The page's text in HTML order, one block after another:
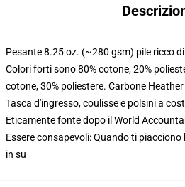
Pesante 8.25 oz. (~280 gsm) pile ricco
Colori forti sono 80% cotone, 20%
cotone, 30% poliestere. Carbone
Tasca d'ingresso, coulisse e polsini a
Eticamente fonte dopo il World
Essere consapevoli: Quando ti
in su